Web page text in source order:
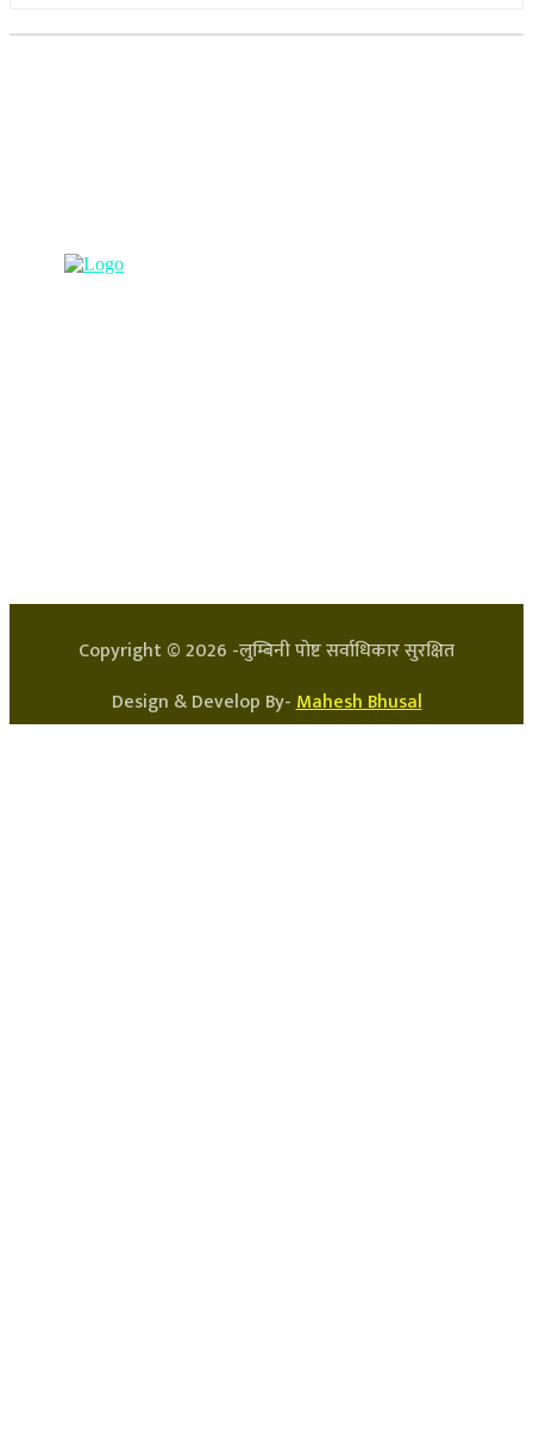
Copyright ©2026 -लुम्बिनी पोष्ट सर्वाधिकार सुरक्षित
Design & Develop By-Mahesh Bhusal